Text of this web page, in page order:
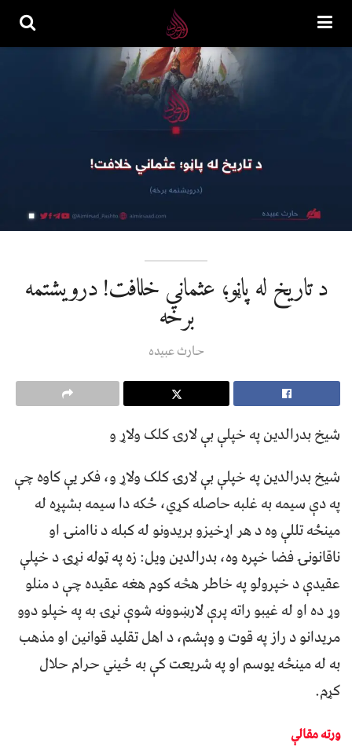
د تاریخ له پاڼو؛ عثماني خلافت! درويشتمه
برخه
حارث عبیده
شیخ بدرالدین په خپلې بې لارۍ کلک ولاړ و
شیخ بدرالدین په خپلې بې لارۍ کلک ولاړ و، فکر یې کاوه چې
په دې سيمه به غلبه حاصله کړي، ځکه دا سيمه بشپړه له
مینځه تللې وه د هر اړخیزو بریدونو له کبله د ناامنۍ او
ناقانونۍ فضا خپره وه، بدرالدین ویل: زه په ټوله نړۍ د خپلې
عقیدې د خپرولو په خاطر هڅه کوم هغه عقیده چې د منلو
وړ ده او له غيبو راته پرې لارښوونه شوې نړۍ به په خپلو دوو
مریدانو د راز په قوت و وېشم، د اهل تقلید قوانین او مذهب
به له مینځه یوسم او په شریعت کې به ځیني حرام حلال
کړم.
ورته مقالې